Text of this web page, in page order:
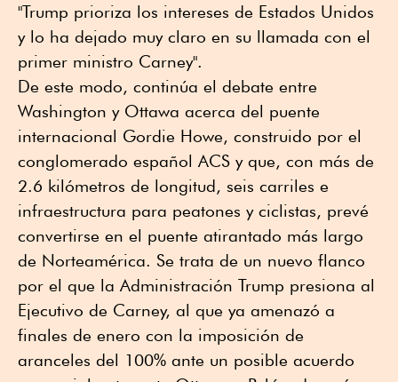
"Trump prioriza los intereses de Estados Unidos
y lo ha dejado muy claro en su llamada con el
primer ministro Carney".
De este modo, continúa el debate entre
Washington y Ottawa acerca del puente
internacional Gordie Howe, construido por el
conglomerado español ACS y que, con más de
2.6 kilómetros de longitud, seis carriles e
infraestructura para peatones y ciclistas, prevé
convertirse en el puente atirantado más largo
de Norteamérica. Se trata de un nuevo flanco
por el que la Administración Trump presiona al
Ejecutivo de Carney, al que ya amenazó a
finales de enero con la imposición de
aranceles del 100% ante un posible acuerdo